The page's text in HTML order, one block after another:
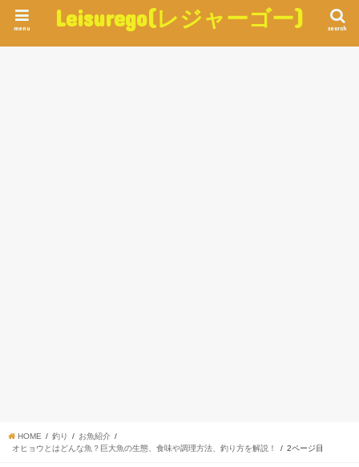
Leisurego(レジャーゴー) search
menu
HOME 釣り
お魚紹介
オヒョウとはどんな魚？巨大魚の生態、食味や調理方法、釣り方を解説！
2ページ目